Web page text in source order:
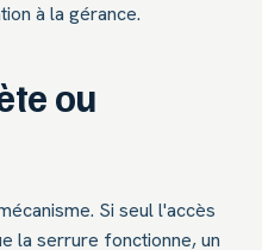
à la gérance.
ou
Si seul l'accès
la serrure fonctionne, un